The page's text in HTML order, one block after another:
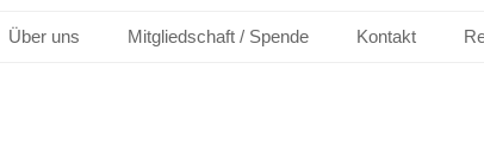
Über uns Mitgliedschaft / Spende Kontakt